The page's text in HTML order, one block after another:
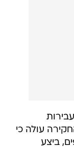
היום. מהחקירה עולה כי
ביצע